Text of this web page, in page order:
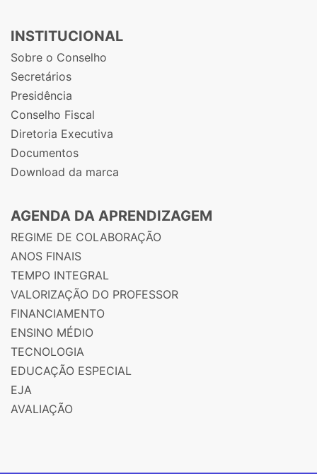
INSTITUCIONAL
Sobre o Conselho
Secretários
Presidência
Conselho Fiscal
Diretoria Executiva
Documentos
Download da marca
AGENDA DA APRENDIZAGEM
REGIME DE COLABORAÇÃO
ANOS FINAIS
TEMPO INTEGRAL
VALORIZAÇÃO DO PROFESSOR
FINANCIAMENTO
ENSINO MÉDIO
TECNOLOGIA
EDUCAÇÃO ESPECIAL
EJA
AVALIAÇÃO